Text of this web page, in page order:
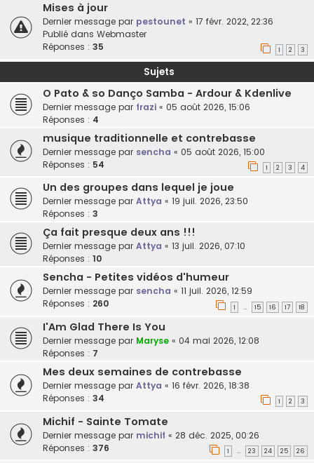
Mises à jour
Dernier message par pestounet « 17 févr. 2022, 22:36
Publié dans Webmaster
Réponses : 35 1 2 3
Sujets
O Pato & so Danço Samba - Ardour & Kdenlive
Dernier message par frazi « 05 août 2026, 15:06
Réponses : 4
musique traditionnelle et contrebasse
Dernier message par sencha « 05 août 2026, 15:00
Réponses : 54 1 2 3 4
Un des groupes dans lequel je joue
Dernier message par Attya « 19 juil. 2026, 23:50
Réponses : 3
Ça fait presque deux ans !!!
Dernier message par Attya « 13 juil. 2026, 07:10
Réponses : 10
Sencha - Petites vidéos d'humeur
Dernier message par sencha « 11 juil. 2026, 12:59
Réponses : 260 1 … 15 16 17 18
I'Am Glad There Is You
Dernier message par Maryse « 04 mai 2026, 12:08
Réponses : 7
Mes deux semaines de contrebasse
Dernier message par Attya « 16 févr. 2026, 18:38
Réponses : 34 1 2 3
Michif - Sainte Tomate
Dernier message par michif « 28 déc. 2025, 00:26
Réponses : 376 1 … 23 24 25 26